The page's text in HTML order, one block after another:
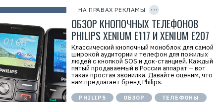
НА ПРАВАХ РЕКЛАМЫ
а
E
r
i
d
=
Y
I
D
ОБЗОР КНОПОЧНЫХ ТЕЛЕФОНОВ
PHILIPS XENIUM E117 И XENIUM E207
Классический кнопочный моноблок для самой
широкой аудитории и телефон для пожилых
людей с кнопкой SOS и док-станцией. Каждый
пятый продаваемый в России аппарат – вот
такая простая звонилка. Давайте оценим, что
нам предлагает бренд Philips.
PHILIPS ОБЗОР ТЕЛЕФОНЫ